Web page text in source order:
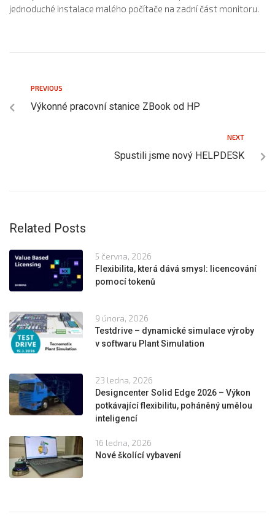
jednoduché instalace malého počítače na zadní část monitoru.
PREVIOUS
Výkonné pracovní stanice ZBook od HP
NEXT
Spustili jsme nový HELPDESK
Related Posts
5 června, 2026
Flexibilita, která dává smysl: licencování
pomocí tokenů
9 února, 2026
Testdrive – dynamické simulace výroby
v softwaru Plant Simulation
23 ledna, 2026
Designcenter Solid Edge 2026 – Výkon
potkávající flexibilitu, poháněný umělou
inteligencí
16 ledna, 2026
Nové školící vybavení